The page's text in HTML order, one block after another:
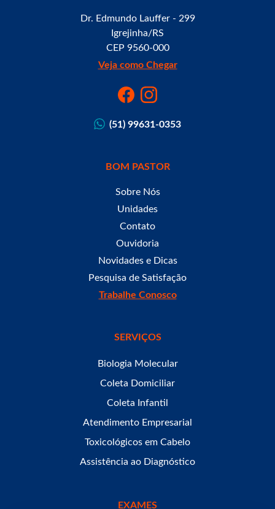
Dr. Edmundo Lauffer - 299
Igrejinha/RS
CEP 9560-000
Veja como Chegar
(51) 99631-0353
BOM PASTOR
Sobre Nós
Unidades
Contato
Ouvidoria
Novidades e Dicas
Pesquisa de Satisfação
Trabalhe Conosco
SERVIÇOS
Biologia Molecular
Coleta Domiciliar
Coleta Infantil
Atendimento Empresarial
Toxicológicos em Cabelo
Assistência ao Diagnóstico
EXAMES